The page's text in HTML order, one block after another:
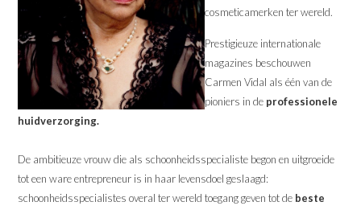
cosmeticamerken ter wereld.
Prestigieuze internationale
magazines beschouwen
Carmen Vidal als één van de
pioniers in de professionele
huidverzorging.
De ambitieuze vrouw die als schoonheidsspecialiste begon en uitgroeide
tot een ware entrepreneur is in haar levensdoel geslaagd:
schoonheidsspecialistes overal ter wereld toegang geven tot de beste